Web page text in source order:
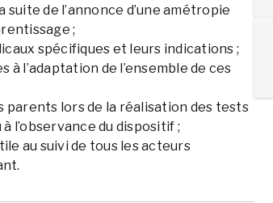
de l’annonce d’une amétropie
;
spécifiques et leurs indications ;
l’adaptation de l’ensemble de ces
parents lors de la réalisation des tests
l’observance du dispositif ;
au suivi de tous les acteurs